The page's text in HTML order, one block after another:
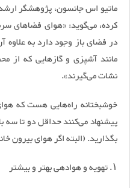
ماتیو اس جانسون، پژوهشگر ارشد
کرده، می‌گوید: «هوای فضا‌های
در فضای باز وجود دارد به
مانند آشپزی و گاز‌هایی که از
نشات می‌گیرند».
خوشبختانه راه‌هایی هست که
پیشنهاد می‌کنند حداقل دو تا سه
بگذارید. (البته اگر هوای بیرون
۱. تهویه و هوا‌دهی بهتر و بیشتر